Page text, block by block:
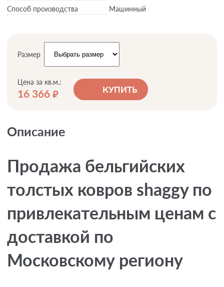
Способ производства
Машинный
Размер
Цена за кв.м.:
16 366 руб. КУПИТЬ
Описание
Продажа бельгийских
толстых ковров shaggy по
привлекательным ценам с
доставкой по
Московскому региону